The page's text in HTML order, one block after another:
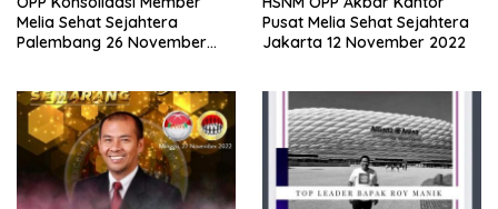
Melia Sehat Sejahtera
Palembang 26 November
Pusat Melia Sehat Sejahtera
Jakarta 12 November 2022